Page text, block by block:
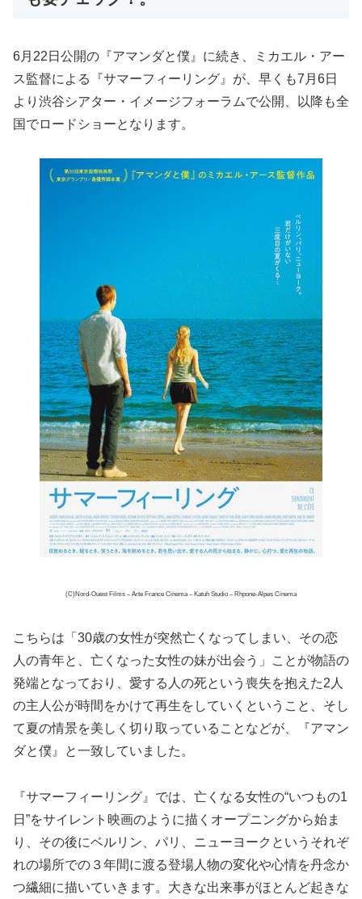
6月22日公開の『アマンダと僕』に続き、ミカエル・アー
ス監督による『サマーフィーリング』が、早くも7月6日
より渋谷シアター・イメージフォーラムで公開、以降も全
国でロードショーとなります。
(C)Nord-Ouest Films – Arte France Cinema – Katuh Studio – Rhpone-Alpes Cinema
こちらは「30歳の女性が突然亡くなってしまい、その恋
人の青年と、亡くなった女性の妹が出会う」ことが物語の
発端となっており、愛する人の死という喪失を抱えた2人
の主人公が時間をかけて再生をしていくということ、そし
て夏の情景を美しく切り取っていることなどが、『アマン
ダと僕』と一致していました。
『サマーフィーリング』では、亡くなる女性の“いつもの1
日”をサイレント映画のように描くオープニングから始ま
り、その後にベルリン、パリ、ニューヨークというそれぞ
れの場所での３年間に渡る登場人物の変化や心情を丹念か
つ繊細に描いていきます。大きな出来事がほとんど起きな